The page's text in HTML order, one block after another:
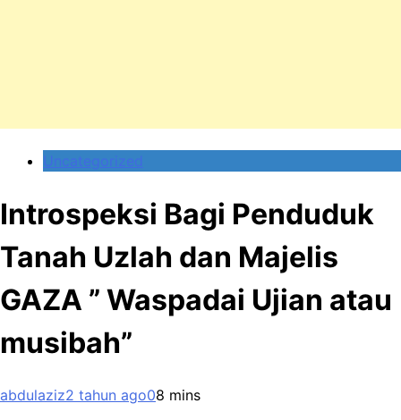
Uncategorized
Introspeksi Bagi Penduduk
Tanah Uzlah dan Majelis
GAZA ” Waspadai Ujian atau
musibah”
abdulaziz2 tahun ago08 mins